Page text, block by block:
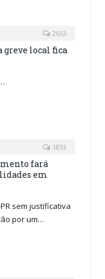
2653
greve local fica
1833
fará
em
sem justificativa
por um…